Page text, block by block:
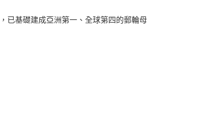
已基礎建成亞洲第一、全球第四的郵輪母